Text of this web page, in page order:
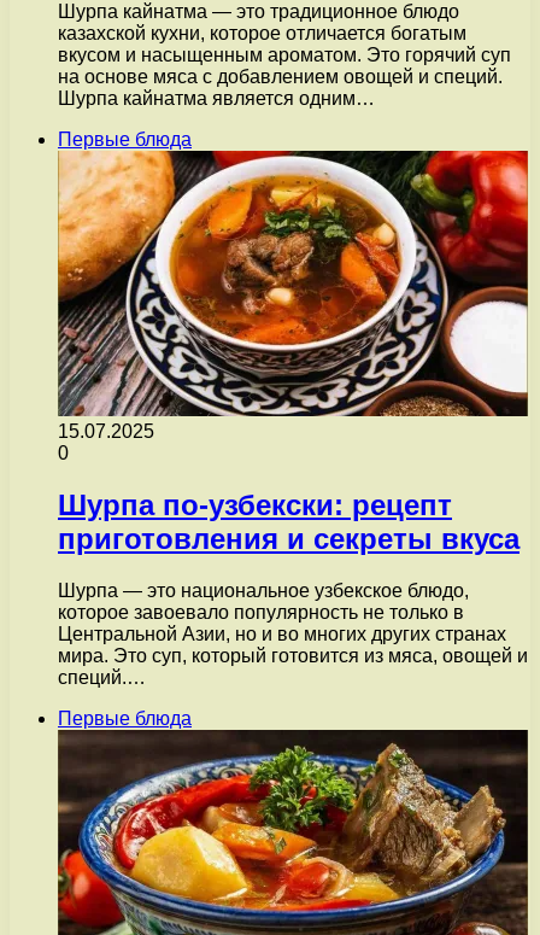
Шурпа кайнатма — это традиционное блюдо
казахской кухни, которое отличается богатым
вкусом и насыщенным ароматом. Это горячий суп
на основе мяса с добавлением овощей и специй.
Шурпа кайнатма является одним…
Первые блюда
15.07.2025
0
Шурпа по-узбекски: рецепт
приготовления и секреты вкуса
Шурпа — это национальное узбекское блюдо,
которое завоевало популярность не только в
Центральной Азии, но и во многих других странах
мира. Это суп, который готовится из мяса, овощей и
специй.…
Первые блюда